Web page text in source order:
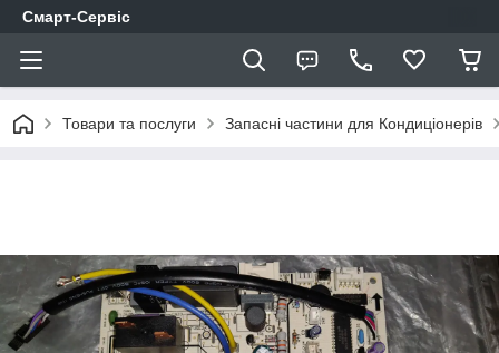
Смарт-Сервіс
Товари та послуги Запасні частини для Кондиціонерів